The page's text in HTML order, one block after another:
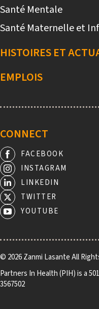
CONNECT
FACEBOOK
INSTAGRAM
LINKEDIN
TWITTER
YOUTUBE
Santé Mentale
Santé Maternelle et
HISTOIRES ET
EMPLOIS
© 2026 Zanmi Lasante All
Partners In Health (PIH) is a
3567502